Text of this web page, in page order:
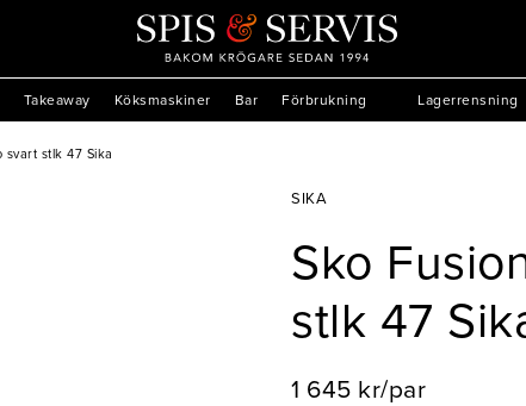
Takeaway Köksmaskiner Bar Förbrukning Lagerrensning
svart stlk 47 Sika
SIKA
Sko
stlk 47
1 645 kr/par